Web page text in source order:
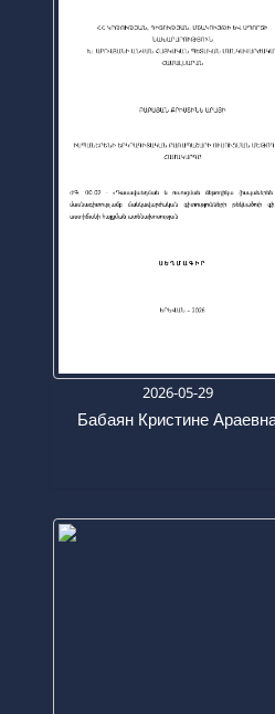
2026-05-29
Бабаян Кристине